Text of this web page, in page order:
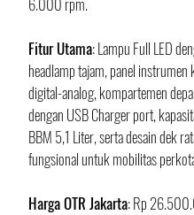
​Fitur Utama: Lampu Full LED
headlamp tajam, panel instrumen
digital-analog, kompartemen
dengan USB Charger port,
BBM 5,1 Liter, serta desain dek
fungsional untuk mobilitas
Harga OTR Jakarta: Rp